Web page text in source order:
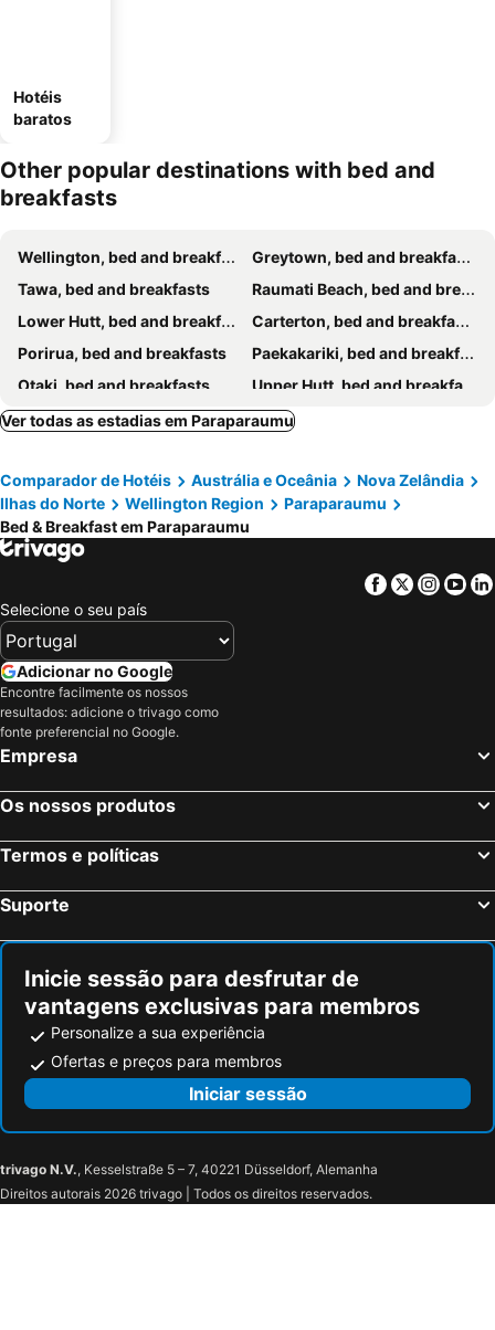
Hotéis
baratos
Other popular destinations with bed and
breakfasts
Wellington, bed and breakfasts
Greytown, bed and breakfasts
Tawa, bed and breakfasts
Raumati Beach, bed and breakfasts
Lower Hutt, bed and breakfasts
Carterton, bed and breakfasts
Porirua, bed and breakfasts
Paekakariki, bed and breakfasts
Otaki, bed and breakfasts
Upper Hutt, bed and breakfasts
Crofton Downs, bed and breakfasts
Ver todas as estadias em Paraparaumu
Comparador de Hotéis Austrália e Oceânia
Nova Zelândia
Ilhas do Norte
Wellington Region
Paraparaumu
Bed & Breakfast em Paraparaumu
Facebook
Twitter
Selecione o seu país
Adicionar no Google
Encontre facilmente os nossos
resultados: adicione o trivago como
fonte preferencial no Google.
Empresa
Os nossos produtos
Termos e políticas
Suporte
Inicie sessão para desfrutar de
vantagens exclusivas para membros
Personalize a sua experiência
Ofertas e preços para membros
Iniciar sessão
trivago N.V., Kesselstraße 5 – 7, 40221 Düsseldorf, Alemanha
Direitos autorais 2026 trivago | Todos os direitos reservados.